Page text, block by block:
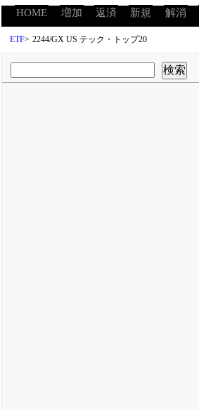
HOME 増加 返済 新規 解消
ETF> 2244/GX US テック・トップ20